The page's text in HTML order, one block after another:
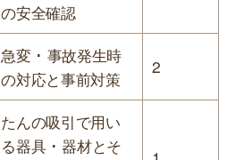
の安全確認
急変 ･ 事故発生時
の対応と事前対策
2
たんの吸引で用い
る器具 ･ 器材とそ